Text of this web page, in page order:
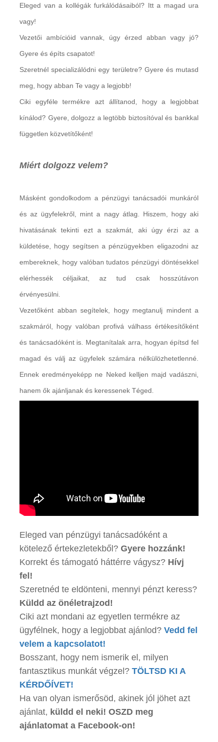
Eleged van a kollégák furkálódásaiból? Itt a magad ura
vagy!
Vezetői ambícióid vannak, úgy érzed abban vagy jó?
Gyere és építs csapatot!
Szeretnél specializálódni egy területre? Gyere és mutasd
meg, hogy abban Te vagy a legjobb!
Ciki egyféle termékre azt állítanod, hogy a legjobbat
kínálod? Gyere, dolgozz a legtöbb biztosítóval és bankkal
független közvetítőként!
Miért dolgozz velem?
Másként gondolkodom a pénzügyi tanácsadói munkáról
és az ügyfelekről, mint a nagy átlag. Hiszem, hogy aki
hivatásának tekinti ezt a szakmát, aki úgy érzi az a
küldetése, hogy segítsen a pénzügyekben eligazodni az
embereknek, hogy valóban tudatos pénzügyi döntésekkel
elérhessék céljaikat, az tud csak hosszútávon
érvényesülni.
Vezetőként abban segítelek, hogy megtanulj mindent a
szakmáról, hogy valóban profivá válhass értékesítőként
és tanácsadóként is. Megtanítalak arra, hogyan építsd fel
magad és válj az ügyfelek számára nélkülözhetetlenné.
Ennek eredményeképp ne Neked kelljen majd vadászni,
hanem ők ajánljanak és keressenek Téged.
Eleged van pénzügyi tanácsadóként a
kötelező értekezletekből? Gyere hozzánk!
Korrekt és támogató háttérre vágysz? Hívj
fel!
Szeretnéd te eldönteni, mennyi pénzt keress?
Küldd az önéletrajzod!
Ciki azt mondani az egyetlen termékre az
ügyfélnek, hogy a legjobbat ajánlod? Vedd fel
velem a kapcsolatot!
Bosszant, hogy nem ismerik el, milyen
fantasztikus munkát végzel? TÖLTSD KI A
KÉRDŐÍVET!
Ha van olyan ismerősöd, akinek jól jöhet azt
ajánlat, küldd el neki! OSZD meg
ajánlatomat a Facebook-on!